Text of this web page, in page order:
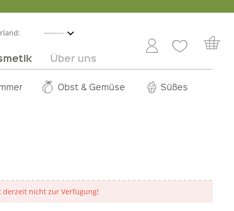
Über uns
Obst & Gemüse Süßes
Angebot Großhandel Service Jobs
derzeit nicht zur Verfügung!